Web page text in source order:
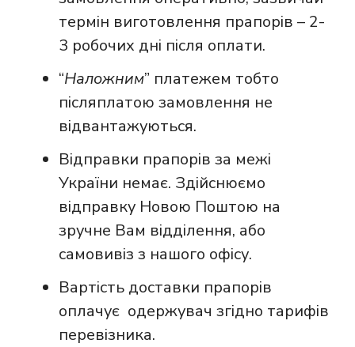
термін виготовлення прапорів – 2-
3 робочих дні після оплати.
“Наложним” платежем тобто
післяплатою замовлення не
відвантажуються.
Відправки прапорів за межі
України немає. Здійснюємо
відправку Новою Поштою на
зручне Вам відділення, або
самовивіз з нашого офісу.
Вартість доставки прапорів
оплачує одержувач згідно тарифів
перевізника.